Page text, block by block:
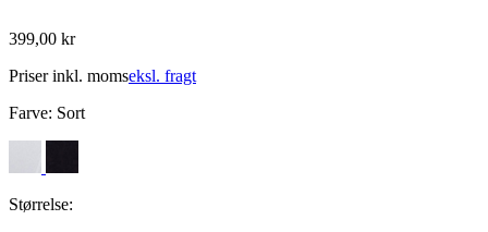
399,00 kr
Priser inkl. momseksl. fragt
Farve: Sort
Størrelse: